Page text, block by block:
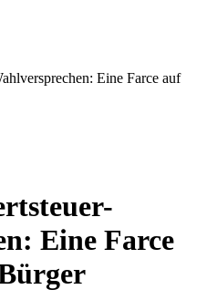
Eine Farce auf
Eine Farce